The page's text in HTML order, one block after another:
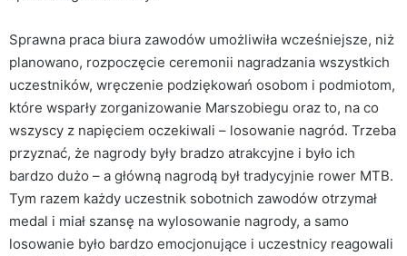
Sprawna praca biura zawodów umożliwiła wcześniejsze, niż
planowano, rozpoczęcie ceremonii nagradzania wszystkich
uczestników, wręczenie podziękowań osobom i podmiotom,
które wsparły zorganizowanie Marszobiegu oraz to, na co
wszyscy z napięciem oczekiwali – losowanie nagród. Trzeba
przyznać, że nagrody były bradzo atrakcyjne i było ich
bardzo dużo – a główną nagrodą był tradycyjnie rower MTB.
Tym razem każdy uczestnik sobotnich zawodów otrzymał
medal i miał szansę na wylosowanie nagrody, a samo
losowanie było bardzo emocjonujące i uczestnicy reagowali